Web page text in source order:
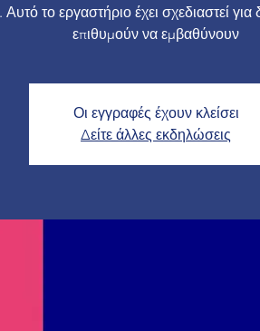
το εργαστήριο έχει σχεδιαστεί
επιθυμούν να εμβαθύνουν
Οι εγγραφές έχουν κλείσει
Δείτε άλλες εκδηλώσεις